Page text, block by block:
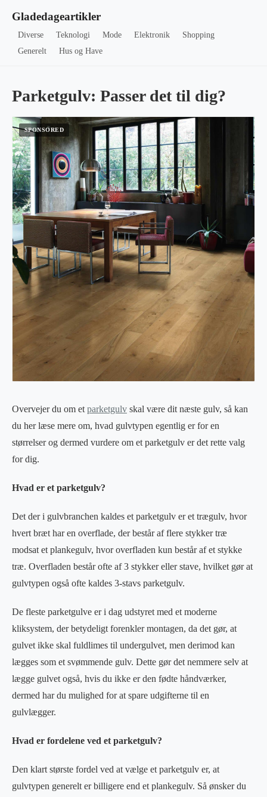
Gladedageartikler
Diverse Teknologi Mode Elektronik
Shopping
Generelt
Hus og Have
Parketgulv: Passer det til dig?
Overvejer du om etparketgulv skal være dit næste gulv, så kan
du her læse mere om, hvad gulvtypen egentlig er for en
størrelser og dermed vurdere om et parketgulv er det rette valg
for dig.
Hvad er et parketgulv?
Det der i gulvbranchen kaldes et parketgulv er et trægulv, hvor
hvert bræt har en overflade, der består af flere stykker træ
modsat et plankegulv, hvor overfladen kun består af et stykke
træ. Overfladen består ofte af 3 stykker eller stave, hvilket gør at
gulvtypen også ofte kaldes 3-stavs parketgulv.
De fleste parketgulve er i dag udstyret med et moderne
kliksystem, der betydeligt forenkler montagen, da det gør, at
gulvet ikke skal fuldlimes til undergulvet, men derimod kan
lægges som et svømmende gulv. Dette gør det nemmere selv at
lægge gulvet også, hvis du ikke er den fødte håndværker,
dermed har du mulighed for at spare udgifterne til en
gulvlægger.
Hvad er fordelene ved et parketgulv?
Den klart største fordel ved at vælge et parketgulv er, at
gulvtypen generelt er billigere end et plankegulv. Så ønsker du